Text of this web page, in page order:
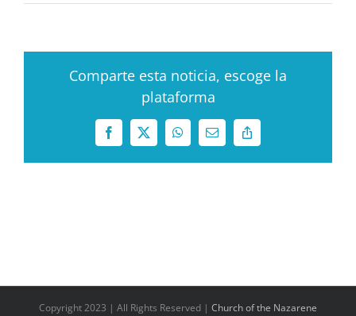
Comparte esta noticia, escoge la
plataforma
Facebook
X WhatsAppCorreo
electrónico
Copy
Link
Copyright 2023 | All Rights Reserved | Church of the Nazarene